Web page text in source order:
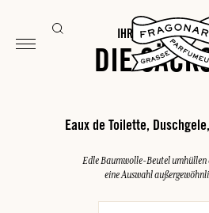
IHRE SOMMER-
DIE
Eaux de Toilette,
Edle Baumwolle-Beutel
eine Auswahl